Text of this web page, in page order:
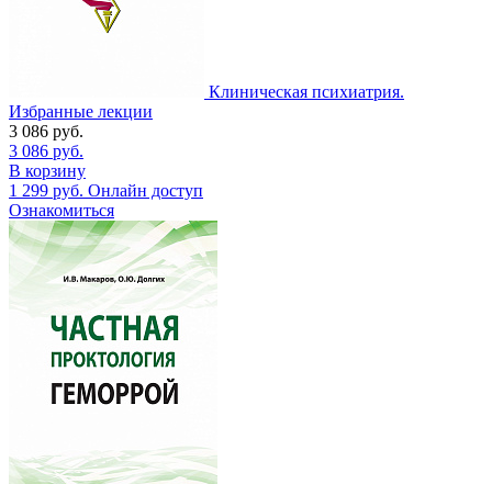
Клиническая психиатрия.
Избранные лекции
3 086 руб.
3 086 руб.
В корзину
1 299 руб. Онлайн доступ
Ознакомиться